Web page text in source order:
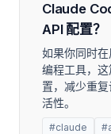
Claude
API 配置？
如果你同时
编程工具，
置，减少重
活性。
#claude